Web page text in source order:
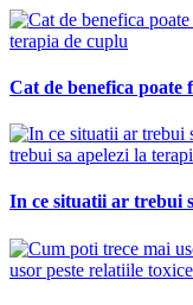
terapia de cuplu
Cat de benefica poate
trebui sa apelezi la
In ce situatii ar trebui
usor peste relatiile toxice